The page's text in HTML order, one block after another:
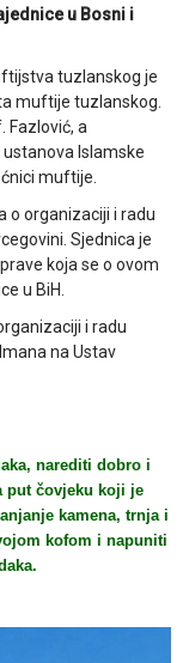
u Bosni i
tuzlanskog je
muftije tuzlanskog.
Fazlović, a
Islamske
muftije.
o organizaciji i radu
Sjednica je
koja se o ovom
u BiH.
i radu
na Ustav
narediti dobro i
put čovjeku koji je
kamena, trnja i
kofom i napuniti